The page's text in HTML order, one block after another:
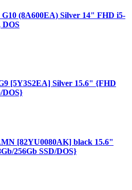
(8A600EA) Silver 14" FHD i5-
DOS
[5Y3S2EA] Silver 15.6" {FHD
DOS}
[82YU0080AK] black 15.6"
256Gb SSD/DOS}